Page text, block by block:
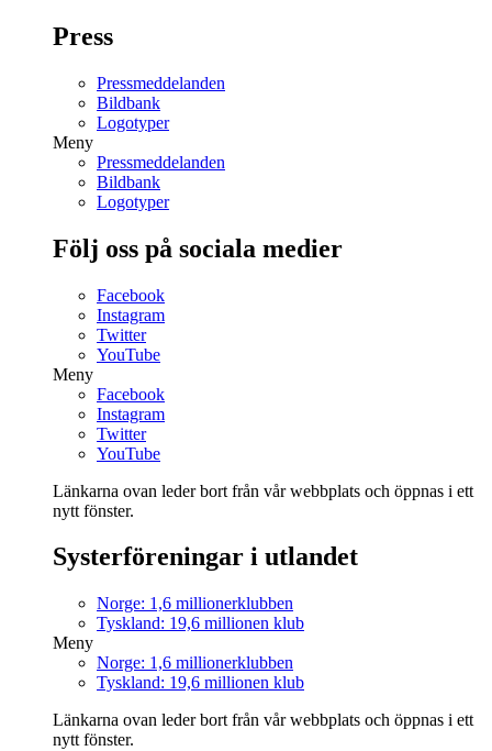
Press
Pressmeddelanden
Bildbank
Logotyper
Meny
Pressmeddelanden
Bildbank
Logotyper
Följ oss på sociala medier
Facebook
Instagram
Twitter
YouTube
Meny
Facebook
Instagram
Twitter
YouTube
Länkarna ovan leder bort från vår webbplats och öppnas i ett
nytt fönster.
Systerföreningar i utlandet
Norge: 1,6 millionerklubben
Tyskland: 19,6 millionen klub
Meny
Norge: 1,6 millionerklubben
Tyskland: 19,6 millionen klub
Länkarna ovan leder bort från vår webbplats och öppnas i ett
nytt fönster.